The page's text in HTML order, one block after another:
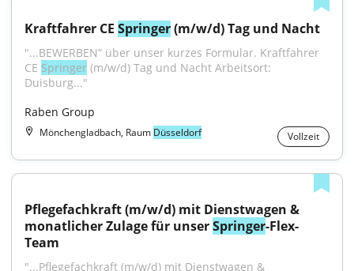
Kraftfahrer CE Springer (m/w/d) Tag und Nacht
"...BEWERBEN“ über unser kurzes Formular. Kraftfahrer
CE Springer (m/w/d) Tag und Nacht Arbeitsort:
Duisburg..."
Raben Group
Mönchengladbach, Raum Düsseldorf Vollzeit
Pflegefachkraft (m/w/d) mit Dienstwagen &
monatlicher Zulage für unser Springer-Flex-
Team
"...Pflegefachkraft (m/w/d) mit Dienstwagen &